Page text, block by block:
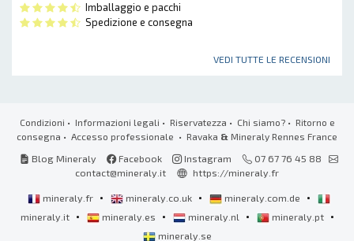
Imballaggio e pacchi
Spedizione e consegna
VEDI TUTTE LE RECENSIONI
Condizioni • Informazioni legali • Riservatezza • Chi siamo?• Ritorno e
consegna • Accesso professionale • Ravaka & Mineraly Rennes France
Blog Mineraly
Facebook Instagram
07 67 76 45 88
contact@mineraly.it
https://mineraly.fr
mineraly.fr • mineraly.co.uk • mineraly.com.de •
mineraly.it • mineraly.es • mineraly.nl • mineraly.pt •
mineraly.se